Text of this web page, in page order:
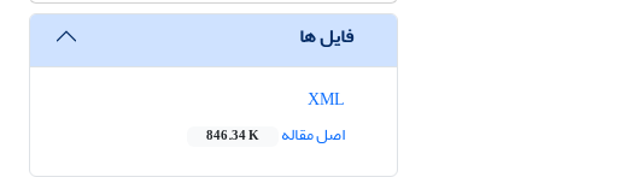
فایل ها
اصل مقاله
846.34 K